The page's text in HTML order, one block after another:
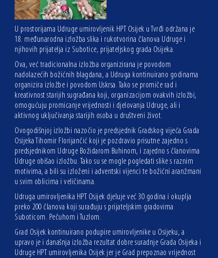
U prostorijama Udruge umirovljenik HPT Osijek u Tvrđi održana je
18. međunarodna izložba slika i rukotvorina članova Udruge i
njihovih prijatelja iz Subotice, prijateljskog grada Osijeka.
Ova, već tradicionalna izložba organizirana je povodom
nadolazećih božićnih blagdana, a Udruga kontinuirano godinama
organizira izložbe i povodom Uskrsa. Tako se promiče rad i
kreativnost starijih sugrađana koji, organizacijom ovakvih izložbi,
omogućuju promicanje vrijednosti i djelovanja Udruge, ali i
aktivnog uključivanja starijih osoba u društveni život.
Ovogodišnjoj izložbi nazočio je predsjednik Gradskog vijeća Grada
Osijeka Tihomir Florijančić koji je pozdravio prisutne zajedno s
predsjednikom Udruge Božidarom Buhinom, i zajedno s članovima
Udruge obišao izložbu. Tako su se mogle pogledati slike s raznim
motivima, a bili su izloženi i adventski vijenci te božićni aranžmani
u svim oblicima i veličinama.
Udruga umirovljenika HPT Osijek djeluje već 30 godina i okuplja
preko 200 članova koji surađuju s prijateljskim gradovima
Suboticom. Pečuhom i Tuzlom.
Grad Osijek kontinuirano podupire umirovljenike u Osijeku, a
upravo je i današnja izložba rezultat dobre suradnje Grada Osijeka i
Udruge HPT umirovljenika Osijek jer je Grad prepoznao vrijednost